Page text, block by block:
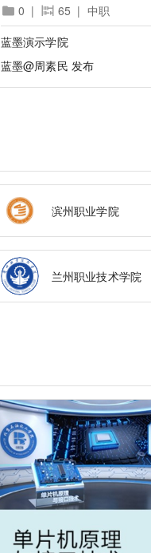
0 | 65 | 中职
蓝墨演示学院
蓝墨@周素民 发布
滨州职业学院
兰州职业技术学院